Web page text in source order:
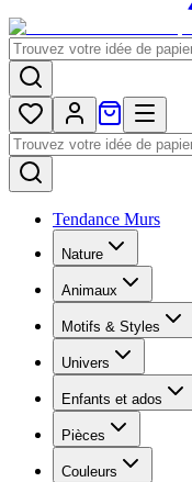
Tendance Murs
Nature
Animaux
Motifs & Styles
Univers
Enfants et ados
Pièces
Couleurs